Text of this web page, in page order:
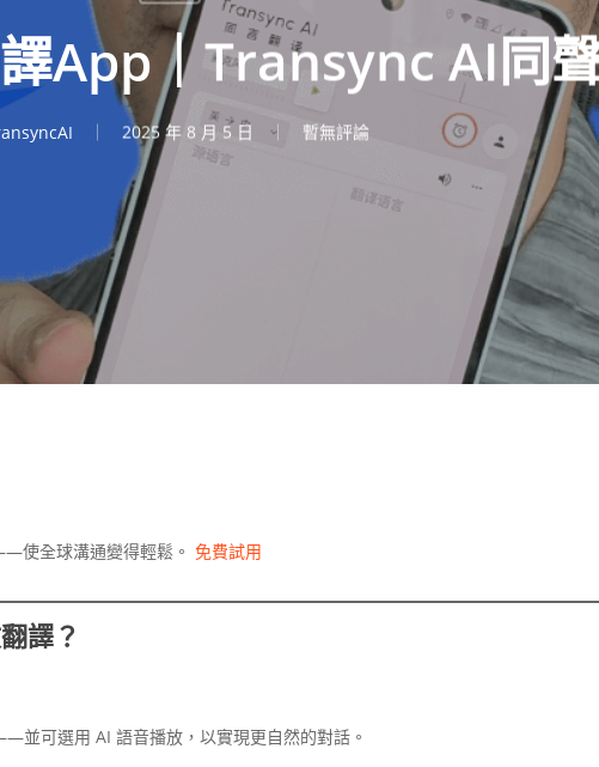
App｜Transync AI同
2025 年 8 月 5 日 暫無評論
使全球溝通變得輕鬆。 免費試用
譯？
並可選用 AI 語音播放，以實現更自然的對話。